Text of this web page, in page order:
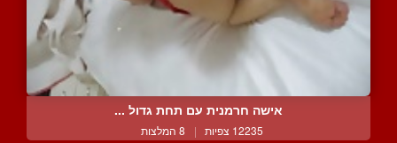
אישה חרמנית עם תחת גדול ...
12235 צפיות | 8 המלצות